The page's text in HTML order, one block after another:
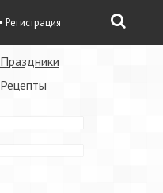
Регистрация
Праздники
Рецепты